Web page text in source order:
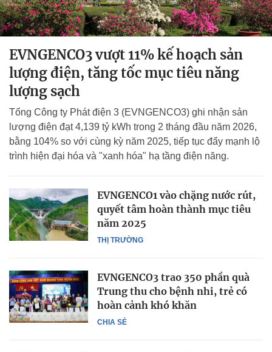
EVNGENCO3 vượt 11% kế hoạch sản
lượng điện, tăng tốc mục tiêu năng
lượng sạch
Tổng Công ty Phát điện 3 (EVNGENCO3) ghi nhận sản
lượng điện đạt 4,139 tỷ kWh trong 2 tháng đầu năm 2026,
bằng 104% so với cùng kỳ năm 2025, tiếp tục đẩy mạnh lộ
trình hiện đại hóa và "xanh hóa" hạ tầng điện năng.
THỊ TRƯỜNG
EVNGENCO1 vào chặng nước rút,
quyết tâm hoàn thành mục tiêu
năm 2025
CHIA SẺ
EVNGENCO3 trao 350 phần quà
Trung thu cho bệnh nhi, trẻ có
hoàn cảnh khó khăn